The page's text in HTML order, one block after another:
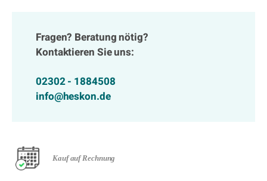
Fragen? Beratung nötig?
Kontaktieren Sie uns:
02302 - 1884508
info@heskon.de
Kauf auf Rechnung